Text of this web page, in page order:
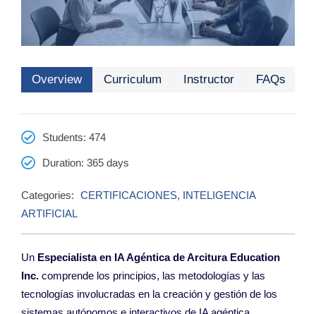
Overview Curriculum Instructor FAQs
Students: 474
Duration: 365 days
Categories: CERTIFICACIONES, INTELIGENCIA
ARTIFICIAL
Un Especialista en IA Agéntica de Arcitura Education
Inc. comprende los principios, las metodologías y las
tecnologías involucradas en la creación y gestión de los